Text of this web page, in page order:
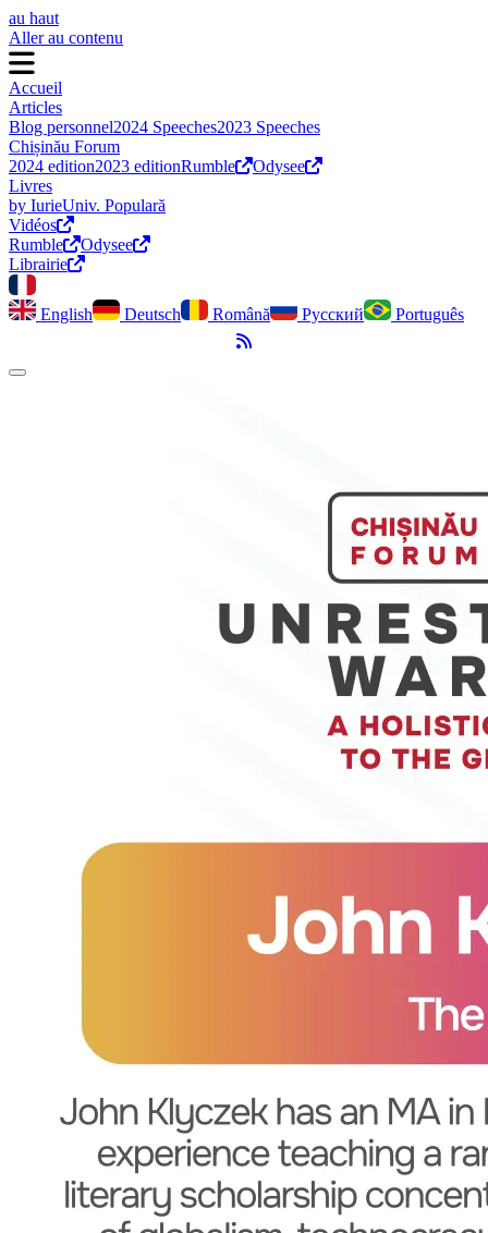
au haut
Aller au contenu
Accueil
Articles
Blog personnel2024 Speeches2023 Speeches
Chișinău Forum
2024 edition2023 editionRumble
Odysee
Livres
by IurieUniv. Populară
Vidéos
Rumble
Odysee
Librairie
English Deutsch Română Русский
Português
Flux RSS
Activer le mode sombre